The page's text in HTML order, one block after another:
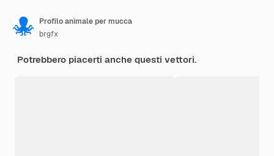
Profilo animale per mucca
brgfx
Potrebbero piacerti anche questi vettori.